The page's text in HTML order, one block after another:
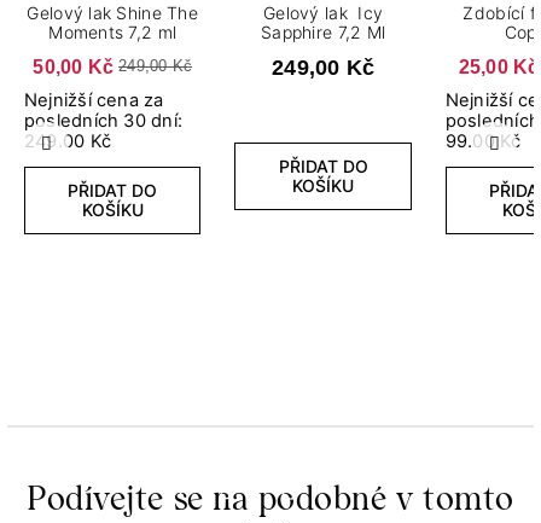
Předchozí Další
Gelový lak Shine The
Moments 7,2 ml
50,00 Kč 249,00 Kč
Nejnižší cena za
posledních 30 dní:
249.00 Kč
PŘIDAT DO
KOŠÍKU
Gelový lak Icy
Sapphire 7,2 Ml
249,00 Kč
PŘIDAT DO
KOŠÍKU
Zdobící
25,00 Kč
Nejnižší
99.00 Kč
Podívejte se na podobné v tomto